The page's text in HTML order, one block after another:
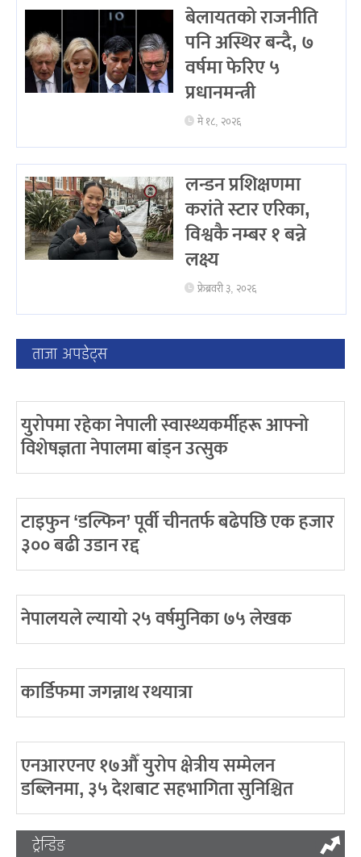
बेलायतको राजनीति
पनि अस्थिर बन्दै, ७
वर्षमा फेरिए ५
प्रधानमन्त्री
मे १८, २०२६
लन्डन प्रशिक्षणमा
करांते स्टार एरिका,
विश्वकै नम्बर १ बन्ने
लक्ष्य
फ्रेब्रवरी ३, २०२६
ताजा अपडेट्स
युरोपमा रहेका नेपाली स्वास्थ्यकर्मीहरू आफ्नो
विशेषज्ञता नेपालमा बांड्न उत्सुक
टाइफुन ‘डल्फिन’ पूर्वी चीनतर्फ बढेपछि एक हजार
३०० बढी उडान रद्द
नेपालयले ल्यायो २५ वर्षमुनिका ७५ लेखक
कार्डिफमा जगन्नाथ रथयात्रा
एनआरएनए १७औँ युरोप क्षेत्रीय सम्मेलन
डब्लिनमा, ३५ देशबाट सहभागिता सुनिश्चित
ट्रेन्डिङ